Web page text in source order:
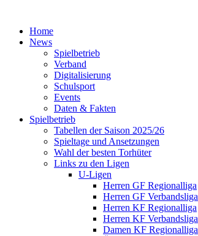
Home
News
Spielbetrieb
Verband
Digitalisierung
Schulsport
Events
Daten & Fakten
Spielbetrieb
Tabellen der Saison 2025/26
Spieltage und Ansetzungen
Wahl der besten Torhüter
Links zu den Ligen
U-Ligen
Herren GF Regionalliga
Herren GF Verbandsliga
Herren KF Regionalliga
Herren KF Verbandsliga
Damen KF Regionalliga